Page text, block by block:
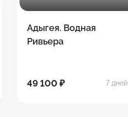
Адыгея. Водная
Ривьера
49 100 ₽ 7 дней